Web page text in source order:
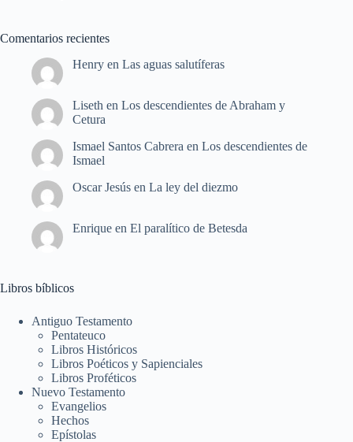
Comentarios recientes
Henry en Las aguas salutíferas
Liseth en Los descendientes de Abraham y
Cetura
Ismael Santos Cabrera en Los descendientes de
Ismael
Oscar Jesús en La ley del diezmo
Enrique en El paralítico de Betesda
Libros bíblicos
Antiguo Testamento
Pentateuco
Libros Históricos
Libros Poéticos y Sapienciales
Libros Proféticos
Nuevo Testamento
Evangelios
Hechos
Epístolas